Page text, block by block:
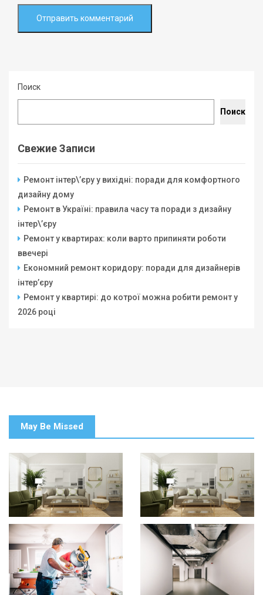
Поиск
Поиск
Свежие Записи
Ремонт інтер\’єру у вихідні: поради для комфортного
дизайну дому
Ремонт в Україні: правила часу та поради з дизайну
інтер\’єру
Ремонт у квартирах: коли варто припиняти роботи
ввечері
Економний ремонт коридору: поради для дизайнерів
інтер’єру
Ремонт у квартирі: до котрої можна робити ремонт у
2026 році
May Be Missed